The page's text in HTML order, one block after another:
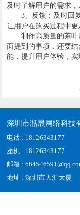
及时了解用户的需求
3、反馈：及时回复
让用户在购买过程中更
制作高质量的茶叶
面提到的事项，还要
能，提升用户体验，实
深圳市湉晨网络科技
电话 : 18126343177
座机 : 18126343177
邮箱 :
地址 : 深圳市天汇大厦